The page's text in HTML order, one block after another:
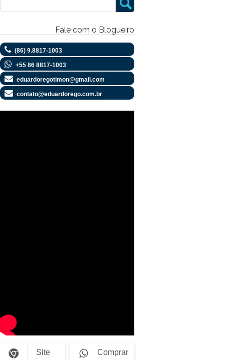
Fale com o Blogueiro
(86) 9.8817-1003
+55 86 8817-1003
eduardoregotimon@gmail.com
contato@eduardorego.com.br
Site Comprar